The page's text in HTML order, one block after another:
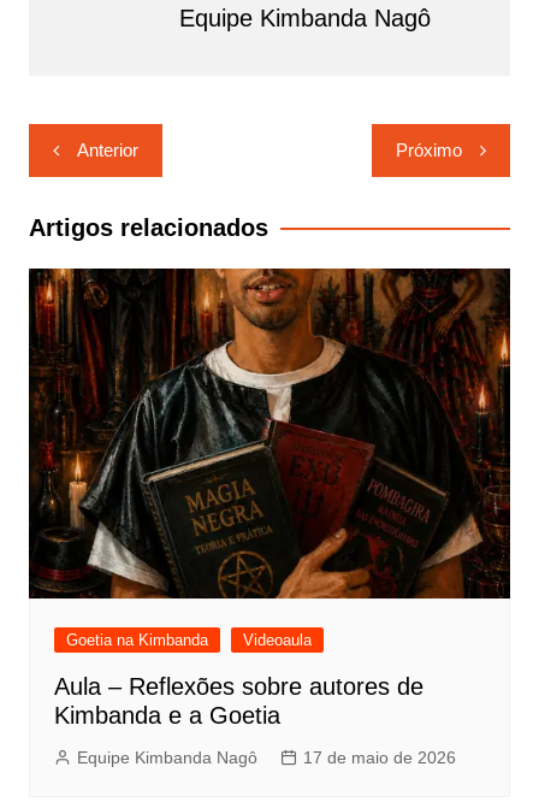
Equipe Kimbanda Nagô
Navegação
de
Post
Anterior Próximo
Artigos relacionados
Goetia na Kimbanda Videoaula
Aula – Reflexões sobre autores de
Kimbanda e a Goetia
Equipe Kimbanda Nagô 17 de maio de 2026